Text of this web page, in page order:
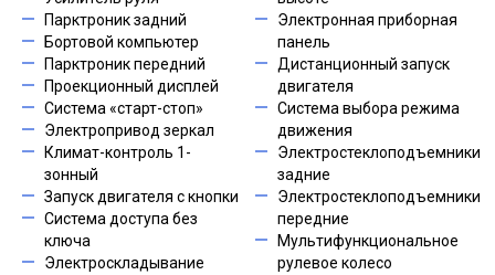
Парктроник задний
Бортовой компьютер
Парктроник передний
Проекционный дисплей
Система «старт-стоп»
Электропривод зеркал
Климат-контроль 1-
зонный
Запуск двигателя с кнопки
Система доступа без
ключа
Электроскладывание
Электронная приборная
панель
Дистанционный запуск
двигателя
Система выбора режима
движения
Электростеклоподъемники
задние
Электростеклоподъемники
передние
Мультифункциональное
рулевое колесо